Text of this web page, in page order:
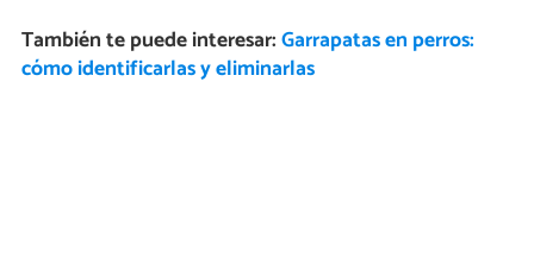
También te puede interesar:Garrapatas en perros:
cómo identificarlas y eliminarlas